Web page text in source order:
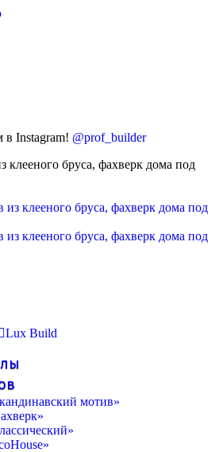
в Instagram! @prof_builder
клееного бруса, фахверк дома под
Lux Build
мотив»